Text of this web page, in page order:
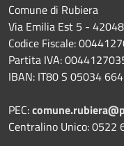
Comune di Rubiera
Via Emilia Est 5 -
Codice Fiscale:
Partita IVA:
IBAN: IT80 S 05034
PEC:
Centralino Unico: 0522